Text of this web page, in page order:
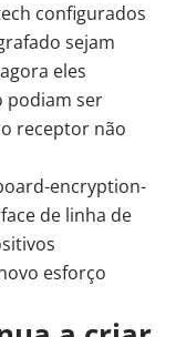
configurados
sejam
eles
podiam ser
receptor não
encryption-
de linha de
esforço